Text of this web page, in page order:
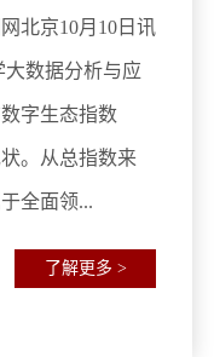
北京10月10日讯
大数据分析与应
字生态指数
。从总指数来
全面领...
了解更多 >